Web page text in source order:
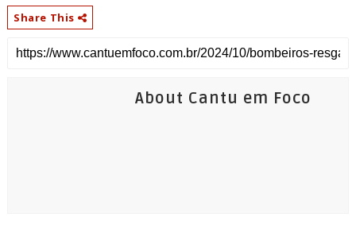
Share This
About Cantu em Foco